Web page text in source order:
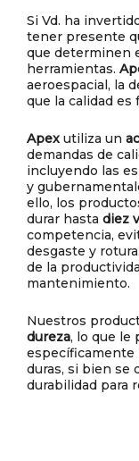
Si Vd. ha
tener presente
que determinen
herramientas.
aeroespacial, la
que la calidad es
Apex utiliza un
demandas de
incluyendo las
y
ello, los
durar hasta diez
competencia,
desgaste y
de la
mantenimiento.
Nuestros
dureza, lo que le
específicamente
duras, si bien se
durabilidad para